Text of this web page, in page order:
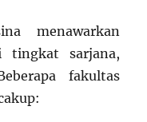
menawarkan
tingkat sarjana,
fakultas